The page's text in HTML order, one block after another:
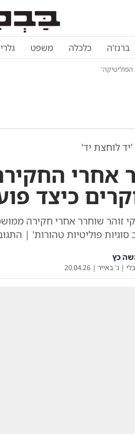
ברנז'ה כלכלה משפט
לוחצת יד'
אחרי
כיצד
זוהר שוחרר אחרי חקירה
סוגיות פוליטיות טהורות' |
כץ
| ג' באייר |
20.04.26